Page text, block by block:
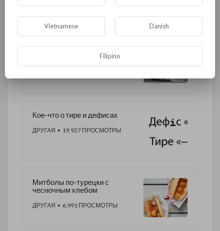
ПРАВИЛА ЖИЗНИ
ИНФАНТИЛЬНОЙ БАБЫ
Кое-что о тире и дефисах
ДРУГАЯ • 19,927 ПРОСМОТРЫ
Митболы по-турецки с
чесночным хлебом
ДРУГАЯ • 6,991 ПРОСМОТРЫ
Vietnamese Danish
Filipino